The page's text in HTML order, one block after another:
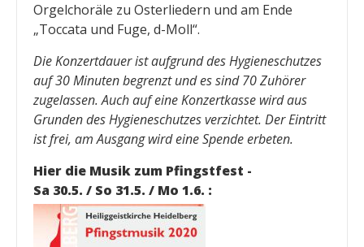
Orgelchoräle zu Osterliedern und am Ende
„Toccata und Fuge, d-Moll“.
Die Konzertdauer ist aufgrund des Hygieneschutzes
auf 30 Minuten begrenzt und es sind 70 Zuhörer
zugelassen. Auch auf eine Konzertkasse wird aus
Grunden des Hygieneschutzes verzichtet. Der Eintritt
ist frei, am Ausgang wird eine Spende erbeten.
Hier die Musik zum Pfingstfest -
Sa 30.5. / So 31.5. / Mo 1.6. :